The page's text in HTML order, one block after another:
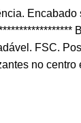
FSC.
no centro